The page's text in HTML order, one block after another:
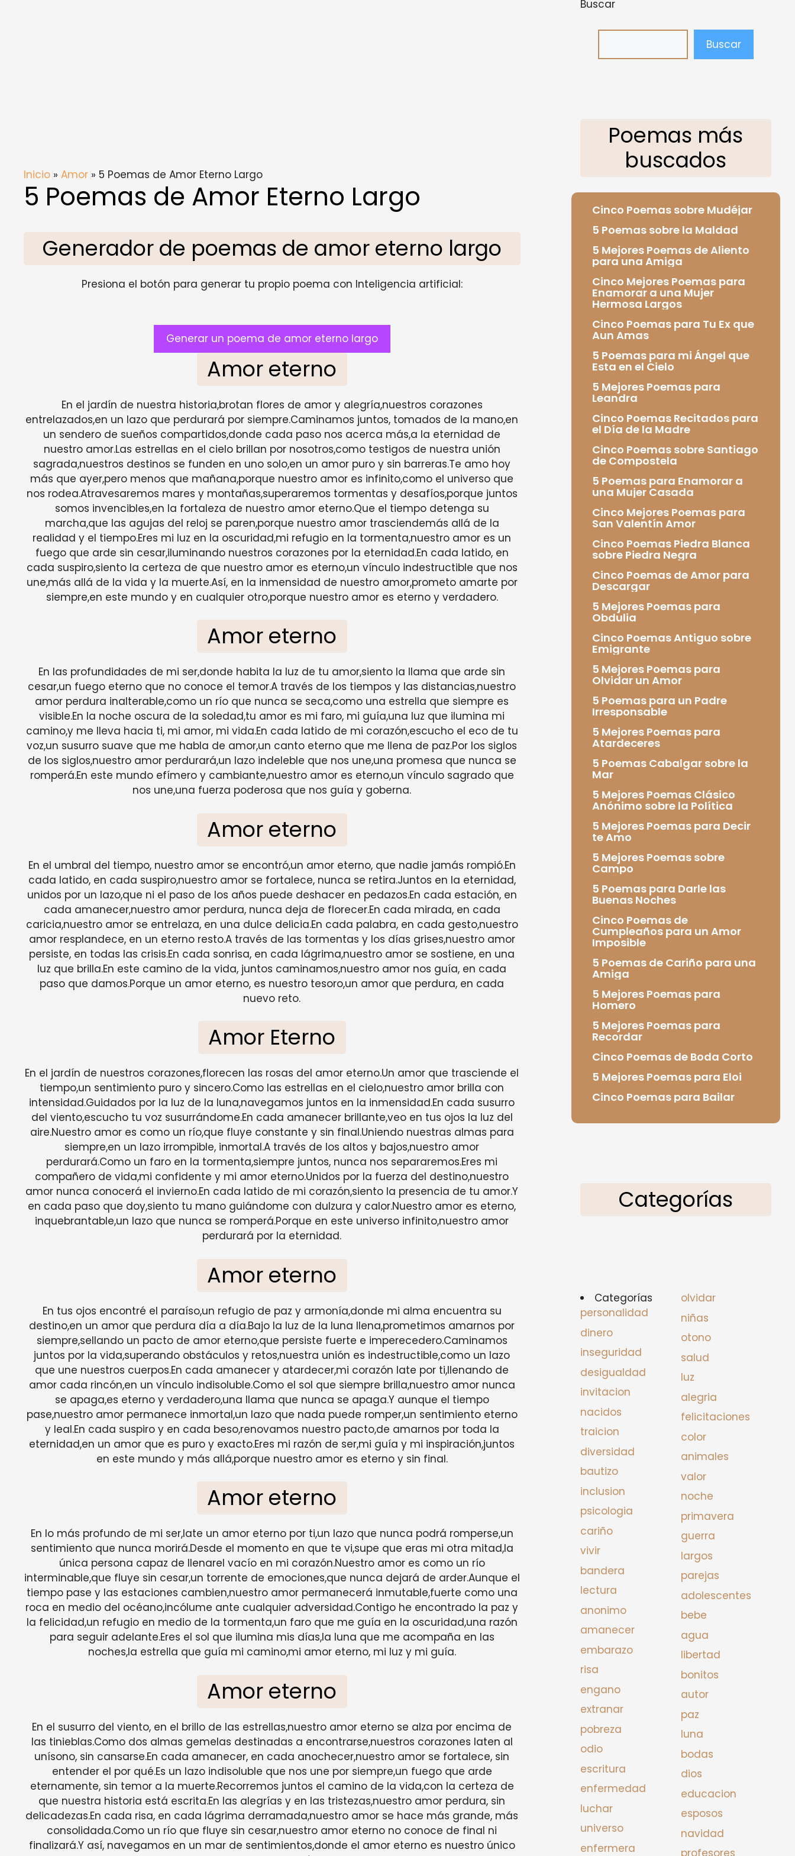
Inicio » Amor » 5 Poemas de Amor Eterno Largo
5 Poemas de Amor Eterno Largo
Generador de poemas de amor eterno largo
Presiona el botón para generar tu propio poema con Inteligencia artificial:
Generar un poema de amor eterno largo
Amor eterno
En el jardín de nuestra historia,brotan flores de amor y alegría,nuestros corazones
entrelazados,en un lazo que perdurará por siempre.Caminamos juntos, tomados de la mano,en
un sendero de sueños compartidos,donde cada paso nos acerca más,a la eternidad de
nuestro amor.Las estrellas en el cielo brillan por nosotros,como testigos de nuestra unión
sagrada,nuestros destinos se funden en uno solo,en un amor puro y sin barreras.Te amo hoy
más que ayer,pero menos que mañana,porque nuestro amor es infinito,como el universo que
nos rodea.Atravesaremos mares y montañas,superaremos tormentas y desafíos,porque juntos
somos invencibles,en la fortaleza de nuestro amor eterno.Que el tiempo detenga su
marcha,que las agujas del reloj se paren,porque nuestro amor trasciendemás allá de la
realidad y el tiempo.Eres mi luz en la oscuridad,mi refugio en la tormenta,nuestro amor es un
fuego que arde sin cesar,iluminando nuestros corazones por la eternidad.En cada latido, en
cada suspiro,siento la certeza de que nuestro amor es eterno,un vínculo indestructible que nos
une,más allá de la vida y la muerte.Así, en la inmensidad de nuestro amor,prometo amarte por
siempre,en este mundo y en cualquier otro,porque nuestro amor es eterno y verdadero.
Amor eterno
En las profundidades de mi ser,donde habita la luz de tu amor,siento la llama que arde sin
cesar,un fuego eterno que no conoce el temor.A través de los tiempos y las distancias,nuestro
amor perdura inalterable,como un río que nunca se seca,como una estrella que siempre es
visible.En la noche oscura de la soledad,tu amor es mi faro, mi guía,una luz que ilumina mi
camino,y me lleva hacia ti, mi amor, mi vida.En cada latido de mi corazón,escucho el eco de tu
voz,un susurro suave que me habla de amor,un canto eterno que me llena de paz.Por los siglos
de los siglos,nuestro amor perdurará,un lazo indeleble que nos une,una promesa que nunca se
romperá.En este mundo efímero y cambiante,nuestro amor es eterno,un vínculo sagrado que
nos une,una fuerza poderosa que nos guía y goberna.
Amor eterno
En el umbral del tiempo, nuestro amor se encontró,un amor eterno, que nadie jamás rompió.En
cada latido, en cada suspiro,nuestro amor se fortalece, nunca se retira.Juntos en la eternidad,
unidos por un lazo,que ni el paso de los años puede deshacer en pedazos.En cada estación, en
cada amanecer,nuestro amor perdura, nunca deja de florecer.En cada mirada, en cada
caricia,nuestro amor se entrelaza, en una dulce delicia.En cada palabra, en cada gesto,nuestro
amor resplandece, en un eterno resto.A través de las tormentas y los días grises,nuestro amor
persiste, en todas las crisis.En cada sonrisa, en cada lágrima,nuestro amor se sostiene, en una
luz que brilla.En este camino de la vida, juntos caminamos,nuestro amor nos guía, en cada
paso que damos.Porque un amor eterno, es nuestro tesoro,un amor que perdura, en cada
nuevo reto.
Amor Eterno
En el jardín de nuestros corazones,florecen las rosas del amor eterno.Un amor que trasciende el
tiempo,un sentimiento puro y sincero.Como las estrellas en el cielo,nuestro amor brilla con
intensidad.Guidados por la luz de la luna,navegamos juntos en la inmensidad.En cada susurro
del viento,escucho tu voz susurrándome.En cada amanecer brillante,veo en tus ojos la luz del
aire.Nuestro amor es como un río,que fluye constante y sin final.Uniendo nuestras almas para
siempre,en un lazo irrompible, inmortal.A través de los altos y bajos,nuestro amor
perdurará.Como un faro en la tormenta,siempre juntos, nunca nos separaremos.Eres mi
compañero de vida,mi confidente y mi amor eterno.Unidos por la fuerza del destino,nuestro
amor nunca conocerá el invierno.En cada latido de mi corazón,siento la presencia de tu amor.Y
en cada paso que doy,siento tu mano guiándome con dulzura y calor.Nuestro amor es eterno,
inquebrantable,un lazo que nunca se romperá.Porque en este universo infinito,nuestro amor
perdurará por la eternidad.
Amor eterno
En tus ojos encontré el paraíso,un refugio de paz y armonía,donde mi alma encuentra su
destino,en un amor que perdura día a día.Bajo la luz de la luna llena,prometimos amarnos por
siempre,sellando un pacto de amor eterno,que persiste fuerte e imperecedero.Caminamos
juntos por la vida,superando obstáculos y retos,nuestra unión es indestructible,como un lazo
que une nuestros cuerpos.En cada amanecer y atardecer,mi corazón late por ti,llenando de
amor cada rincón,en un vínculo indisoluble.Como el sol que siempre brilla,nuestro amor nunca
se apaga,es eterno y verdadero,una llama que nunca se apaga.Y aunque el tiempo
pase,nuestro amor permanece inmortal,un lazo que nada puede romper,un sentimiento eterno
y leal.En cada suspiro y en cada beso,renovamos nuestro pacto,de amarnos por toda la
eternidad,en un amor que es puro y exacto.Eres mi razón de ser,mi guía y mi inspiración,juntos
en este mundo y más allá,porque nuestro amor es eterno y sin final.
Amor eterno
En lo más profundo de mi ser,late un amor eterno por ti,un lazo que nunca podrá romperse,un
sentimiento que nunca morirá.Desde el momento en que te vi,supe que eras mi otra mitad,la
única persona capaz de llenarel vacío en mi corazón.Nuestro amor es como un río
interminable,que fluye sin cesar,un torrente de emociones,que nunca dejará de arder.Aunque el
tiempo pase y las estaciones cambien,nuestro amor permanecerá inmutable,fuerte como una
roca en medio del océano,incólume ante cualquier adversidad.Contigo he encontrado la paz y
la felicidad,un refugio en medio de la tormenta,un faro que me guía en la oscuridad,una razón
para seguir adelante.Eres el sol que ilumina mis días,la luna que me acompaña en las
noches,la estrella que guía mi camino,mi amor eterno, mi luz y mi guía.
Amor eterno
En el susurro del viento, en el brillo de las estrellas,nuestro amor eterno se alza por encima de
las tinieblas.Como dos almas gemelas destinadas a encontrarse,nuestros corazones laten al
unísono, sin cansarse.En cada amanecer, en cada anochecer,nuestro amor se fortalece, sin
entender el por qué.Es un lazo indisoluble que nos une por siempre,un fuego que arde
eternamente, sin temor a la muerte.Recorremos juntos el camino de la vida,con la certeza de
que nuestra historia está escrita.En las alegrías y en las tristezas,nuestro amor perdura, sin
delicadezas.En cada risa, en cada lágrima derramada,nuestro amor se hace más grande, más
consolidada.Como un río que fluye sin cesar,nuestro amor eterno no conoce de final ni
finalizará.Y así, navegamos en un mar de sentimientos,donde el amor eterno es nuestro único
Buscar
Buscar
Poemas más
buscados
Cinco Poemas sobre Mudéjar
5 Poemas sobre la Maldad
5 Mejores Poemas de Aliento
para una Amiga
Cinco Mejores Poemas para
Enamorar a una Mujer
Hermosa Largos
Cinco Poemas para Tu Ex que
Aun Amas
5 Poemas para mi Ángel que
Esta en el Cielo
5 Mejores Poemas para
Leandra
Cinco Poemas Recitados para
el Día de la Madre
Cinco Poemas sobre Santiago
de Compostela
5 Poemas para Enamorar a
una Mujer Casada
Cinco Mejores Poemas para
San Valentín Amor
Cinco Poemas Piedra Blanca
sobre Piedra Negra
Cinco Poemas de Amor para
Descargar
5 Mejores Poemas para
Obdulia
Cinco Poemas Antiguo sobre
Emigrante
5 Mejores Poemas para
Olvidar un Amor
5 Poemas para un Padre
Irresponsable
5 Mejores Poemas para
Atardeceres
5 Poemas Cabalgar sobre la
Mar
5 Mejores Poemas Clásico
Anónimo sobre la Política
5 Mejores Poemas para Decir
te Amo
5 Mejores Poemas sobre
Campo
5 Poemas para Darle las
Buenas Noches
Cinco Poemas de
Cumpleaños para un Amor
Imposible
5 Poemas de Cariño para una
Amiga
5 Mejores Poemas para
Homero
5 Mejores Poemas para
Recordar
Cinco Poemas de Boda Corto
5 Mejores Poemas para Eloi
Cinco Poemas para Bailar
Categorías
Categorías
personalidad
dinero
inseguridad
desigualdad
invitacion
nacidos
traicion
diversidad
bautizo
inclusion
psicologia
cariño
vivir
bandera
lectura
anonimo
amanecer
embarazo
risa
engano
extranar
pobreza
odio
escritura
enfermedad
luchar
universo
enfermera
olvidar
niñas
otono
salud
luz
alegria
felicitaciones
color
animales
valor
noche
primavera
guerra
largos
parejas
adolescentes
bebe
agua
libertad
bonitos
autor
paz
luna
bodas
dios
educacion
esposos
navidad
profesores